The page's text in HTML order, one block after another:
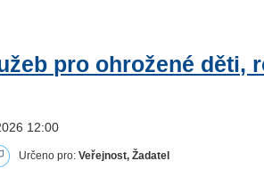
pro ohrožené děti,
12:00
Určeno pro:Veřejnost, Žadatel